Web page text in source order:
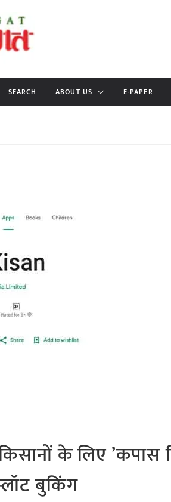
SEARCH ABOUT US E-PAPER
के लिए
बुकिंग